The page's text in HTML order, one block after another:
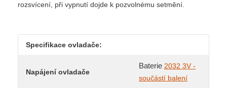
rozsvícení, při vypnutí dojde k pozvolnému setmění.
Specifikace ovladače:
Napájení ovladače
Baterie 2032 3V -
součástí balení